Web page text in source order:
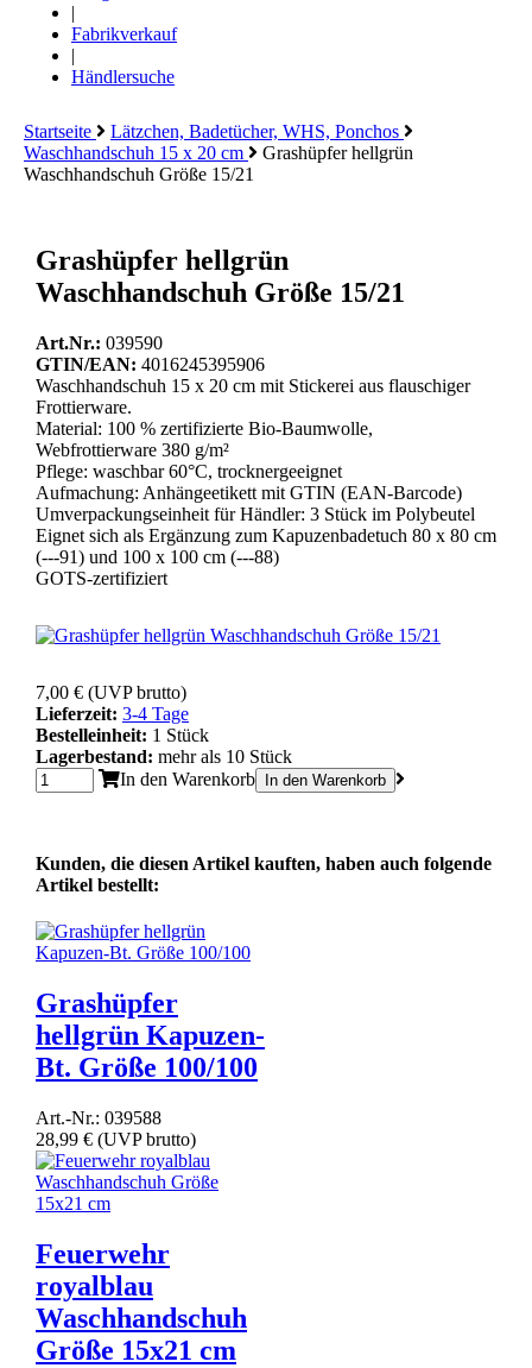
|
Fabrikverkauf
|
Händlersuche
Startseite
Lätzchen, Badetücher, WHS, Ponchos
Waschhandschuh 15 x 20 cm
Grashüpfer hellgrün
Waschhandschuh Größe 15/21
Grashüpfer hellgrün
Waschhandschuh Größe 15/21
Art.Nr.: 039590
GTIN/EAN: 4016245395906
Waschhandschuh 15 x 20 cm mit Stickerei aus flauschiger
Frottierware.
Material: 100 % zertifizierte Bio-Baumwolle,
Webfrottierware 380 g/m²
Pflege: waschbar 60°C, trocknergeeignet
Aufmachung: Anhängeetikett mit GTIN (EAN-Barcode)
Umverpackungseinheit für Händler: 3 Stück im Polybeutel
Eignet sich als Ergänzung zum Kapuzenbadetuch 80 x 80 cm
(---91) und 100 x 100 cm (---88)
GOTS-zertifiziert
7,00 € (UVP brutto)
Lieferzeit: 3-4 Tage
Bestelleinheit: 1 Stück
Lagerbestand: mehr als 10 Stück
In den Warenkorb
In den Warenkorb
Kunden, die diesen Artikel kauften, haben auch folgende
Artikel bestellt:
Grashüpfer
hellgrün Kapuzen-
Bt. Größe 100/100
Art.-Nr.: 039588
28,99 € (UVP brutto)
Feuerwehr
royalblau
Waschhandschuh
Größe 15x21 cm